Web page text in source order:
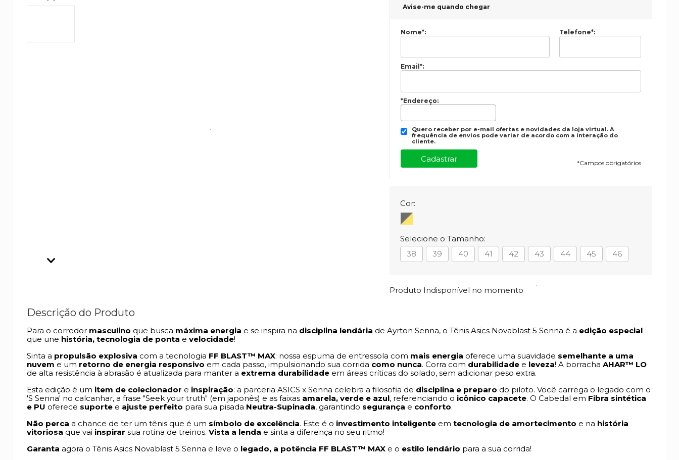
Avise-me quando chegar
Nome*: Telefone*:
Email *:
*Endereço:
Quero receber por e-mail ofertas e novidades da loja virtual. A
frequência de envios pode variar de acordo com a interação do
cliente.
*Campos obrigatórios
Cor:
Selecione o Tamanho:
38
39 40 41 42 43 44 45 46
Produto Indisponível no momento
Descrição do Produto
Para o corredor masculino que busca máxima energia e se inspira na disciplina lendária de Ayrton Senna, o Tênis Asics Novablast 5 Senna é a edição especial
que une história, tecnologia de ponta e velocidade!
Sinta a propulsão explosiva com a tecnologia FF BLAST™ MAX: nossa espuma de entressola com mais energia oferece uma suavidade semelhante a uma
nuvem e um retorno de energia responsivo em cada passo, impulsionando sua corrida como nunca. Corra com durabilidade e leveza! A borracha AHAR™ LO
de alta resistência à abrasão é atualizada para manter a extrema durabilidade em áreas críticas do solado, sem adicionar peso extra.
Esta edição é um item de colecionador e inspiração: a parceria ASICS x Senna celebra a filosofia de disciplina e preparo do piloto. Você carrega o legado com o
'S Senna' no calcanhar, a frase "Seek your truth" (em japonês) e as faixas amarela, verde e azul, referenciando o icônico capacete. O Cabedal em Fibra sintética
e PU oferece suporte e ajuste perfeito para sua pisada Neutra-Supinada, garantindo segurança e conforto.
Não perca a chance de ter um tênis que é um símbolo de excelência. Este é o investimento inteligente em tecnologia de amortecimento e na história
vitoriosa que vai inspirar sua rotina de treinos. Vista a lenda e sinta a diferença no seu ritmo!
Garanta agora o Tênis Asics Novablast 5 Senna e leve o legado, a potência FF BLAST™ MAX e o estilo lendário para a sua corrida!